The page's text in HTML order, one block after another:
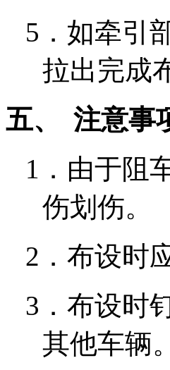
5． 如牵引
拉出完成
五、
注意事
1． 由于阻
伤划伤。
2． 布设时
3． 布设时
其他车辆。